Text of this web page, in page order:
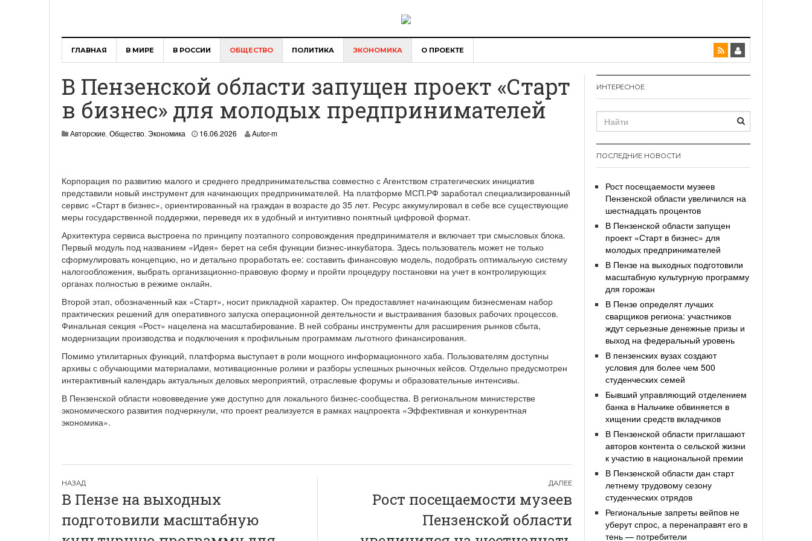
ГЛАВНАЯ В МИРЕ В РОССИИ ОБЩЕСТВО ПОЛИТИКА ЭКОНОМИКА О ПРОЕКТЕ
В Пензенской области запущен проект «Старт
в бизнес» для молодых предпринимателей
Авторские, Общество, Экономика 16.06.2026 Autor-m
Корпорация по развитию малого и среднего предпринимательства совместно с Агентством стратегических инициатив
представили новый инструмент для начинающих предпринимателей. На платформе МСП.РФ заработал специализированный
сервис «Старт в бизнес», ориентированный на граждан в возрасте до 35 лет. Ресурс аккумулировал в себе все существующие
меры государственной поддержки, переведя их в удобный и интуитивно понятный цифровой формат.
Архитектура сервиса выстроена по принципу поэтапного сопровождения предпринимателя и включает три смысловых блока.
Первый модуль под названием «Идея» берет на себя функции бизнес-инкубатора. Здесь пользователь может не только
сформулировать концепцию, но и детально проработать ее: составить финансовую модель, подобрать оптимальную систему
налогообложения, выбрать организационно-правовую форму и пройти процедуру постановки на учет в контролирующих
органах полностью в режиме онлайн.
Второй этап, обозначенный как «Старт», носит прикладной характер. Он предоставляет начинающим бизнесменам набор
практических решений для оперативного запуска операционной деятельности и выстраивания базовых рабочих процессов.
Финальная секция «Рост» нацелена на масштабирование. В ней собраны инструменты для расширения рынков сбыта,
модернизации производства и подключения к профильным программам льготного финансирования.
Помимо утилитарных функций, платформа выступает в роли мощного информационного хаба. Пользователям доступны
архивы с обучающими материалами, мотивационные ролики и разборы успешных рыночных кейсов. Отдельно предусмотрен
интерактивный календарь актуальных деловых мероприятий, отраслевые форумы и образовательные интенсивы.
В Пензенской области нововведение уже доступно для локального бизнес-сообщества. В региональном министерстве
экономического развития подчеркнули, что проект реализуется в рамках нацпроекта «Эффективная и конкурентная
экономика».
Навигация
по
записям
В Пензе на выходных
подготовили масштабную
Рост посещаемости музеев
Пензенской области
ИНТЕРЕСНОЕ
ПОСЛЕДНИЕ НОВОСТИ
Рост посещаемости музеев
Пензенской области увеличился на
шестнадцать процентов
В Пензенской области запущен
проект «Старт в бизнес» для
молодых предпринимателей
В Пензе на выходных подготовили
масштабную культурную программу
для горожан
В Пензе определят лучших
сварщиков региона: участников
ждут серьезные денежные призы и
выход на федеральный уровень
В пензенских вузах создают
условия для более чем 500
студенческих семей
Бывший управляющий отделением
банка в Нальчике обвиняется в
хищении средств вкладчиков
В Пензенской области приглашают
авторов контента о сельской жизни
к участию в национальной премии
В Пензенской области дан старт
летнему трудовому сезону
студенческих отрядов
Региональные запреты вейпов не
уберут спрос, а перенаправят его в
тень — потребители